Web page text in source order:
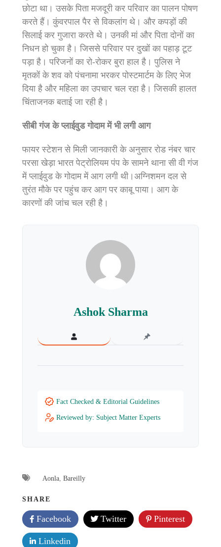
छोटा था। उसके पिता मजदूरी कर परिवार का पालन पोषण
करते हैं। कुंवरपाल पैर से विकलांग थे। और कपड़ों की
सिलाई कर गुजारा करते थे। उनकी मां और पिता दोनों का
निधन हो चुका है। जिससे परिवार पर दुखों का पहाड़ टूट
पड़ा है। परिजनों का रो-रोकर बुरा हाल है। पुलिस ने
मृतकों के शव को पंचनामा भरकर पोस्टमार्टम के लिए भेज
दिया है और महिला का उपचार चल रहा है। जिसकी हालत
चिंताजनक बताई जा रही है।
सीबी गंज के प्लाईवुड गोदाम में भी लगी आग
फायर स्टेशन से मिली जानकारी के अनुसार रोड नंबर चार
परसा खेड़ा भारत पेट्रोलियम पंप के सामने थाना सी वी गंज
में प्लाईवुड के गोदाम में आग लगी थी।अग्निशमन दल से
तुरंत मौके पर पहुंच कर आग पर काबू पाया। आग के
कारणों की जांच चल रही है।
Ashok Sharma
Fact Checked & Editorial Guidelines
Reviewed by: Subject Matter Experts
Aonla, Bareilly
SHARE
Facebook Twitter Pinterest
Linkedin